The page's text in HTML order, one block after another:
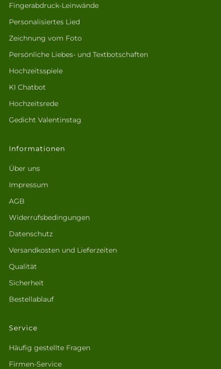
Fingerabdruck-Leinwände
Personalisiertes Lied
Zeichnung vom Foto
Persönliche Liebes- und Textbotschaften
Hochzeitsspiele
KI Chatbot
Hochzeitsrede
Gedicht Valentinstag
Informationen
Über uns
Impressum
AGB
Widerrufsbedingungen
Datenschutz
Versandkosten und Lieferzeiten
Qualität
Sicherheit
Bestellablauf
Service
Häufig gestellte Fragen
Firmen-Service